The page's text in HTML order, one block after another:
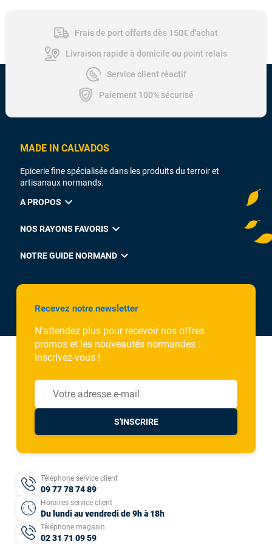
Frais de port offerts dès 150€ d'achat
Livraison rapide à domicile ou point relais
Service client réactif
Paiement 100% sécurisé
MADE IN CALVADOS
Epicerie fine spécialisée dans les produits du terroir et
artisanaux normands.
A PROPOS expand_more
NOS RAYONS FAVORIS expand_more
NOTRE GUIDE NORMAND expand_more
Recevez notre newsletter
N'attendez plus pour recevoir nos offres
promos et les nouveautés normandes :
inscrivez-vous !
S'INSCRIRE
Téléphone service client
09 77 78 74 89
Horaires service client
Du lundi au vendredi de 9h à 18h
Téléphone magasin
02 31 71 09 59